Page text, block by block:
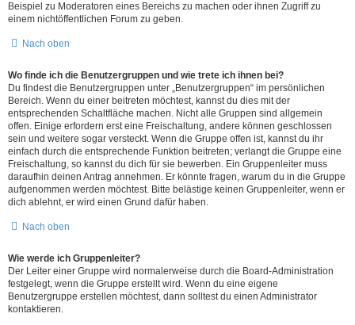
Beispiel zu Moderatoren eines Bereichs zu machen oder ihnen Zugriff zu
einem nichtöffentlichen Forum zu geben.
Nach oben
Wo finde ich die Benutzergruppen und wie trete ich ihnen bei?
Du findest die Benutzergruppen unter „Benutzergruppen“ im persönlichen
Bereich. Wenn du einer beitreten möchtest, kannst du dies mit der
entsprechenden Schaltfläche machen. Nicht alle Gruppen sind allgemein
offen. Einige erfordern erst eine Freischaltung, andere können geschlossen
sein und weitere sogar versteckt. Wenn die Gruppe offen ist, kannst du ihr
einfach durch die entsprechende Funktion beitreten; verlangt die Gruppe eine
Freischaltung, so kannst du dich für sie bewerben. Ein Gruppenleiter muss
daraufhin deinen Antrag annehmen. Er könnte fragen, warum du in die Gruppe
aufgenommen werden möchtest. Bitte belästige keinen Gruppenleiter, wenn er
dich ablehnt, er wird einen Grund dafür haben.
Nach oben
Wie werde ich Gruppenleiter?
Der Leiter einer Gruppe wird normalerweise durch die Board-Administration
festgelegt, wenn die Gruppe erstellt wird. Wenn du eine eigene
Benutzergruppe erstellen möchtest, dann solltest du einen Administrator
kontaktieren.